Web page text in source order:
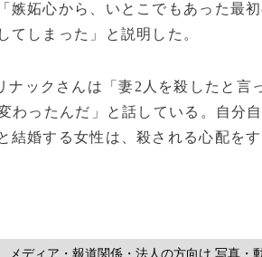
妬心から、いとこでもあった最
てしまった」と説明した。
ナックさんは「妻2人を殺したと言
わったんだ」と話している。自分
結婚する女性は、殺される心配を
メディア・報道関係・法人の方向け 写真・